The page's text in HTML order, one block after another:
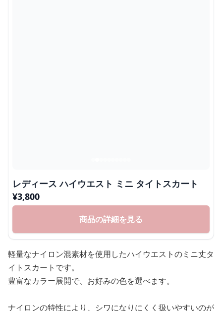
レディース ハイウエスト ミニ タイトスカート
¥3,800
商品の詳細を見る
軽量なナイロン混素材を使用したハイウエストのミニ丈タ
イトスカートです。
豊富なカラー展開で、お好みの色を選べます。
ナイロンの特性により、シワになりにくく扱いやすいのが